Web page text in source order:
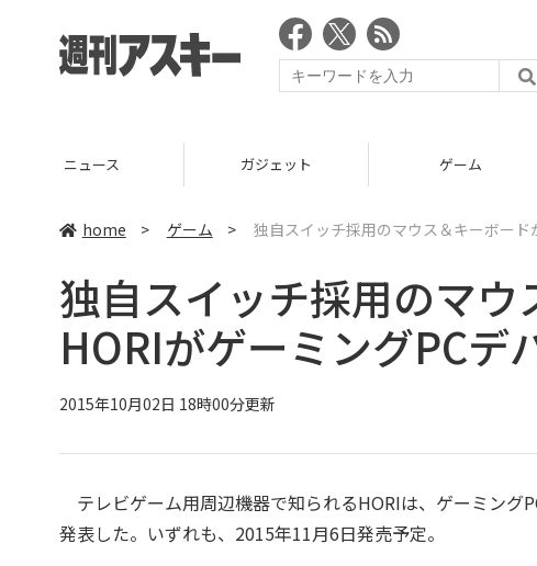
ニュース ガジェット ゲーム
home > ゲーム > 独自スイッチ採用のマウス＆キーボー
独自スイッチ採用のマ
HORIがゲーミングPCデ
2015年10月02日 18時00分更新
テレビゲーム用周辺機器で知られるHORIは、ゲーミング
発表した。いずれも、2015年11月6日発売予定。